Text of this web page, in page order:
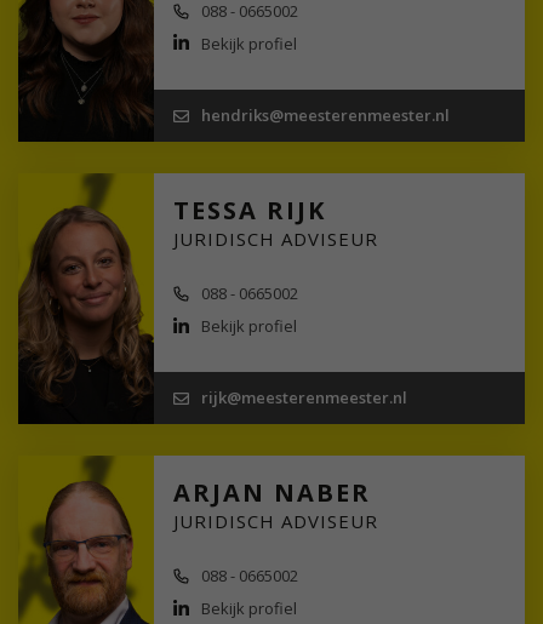
088 - 0665002
Bekijk profiel
hendriks@meesterenmeester.nl
TESSA RIJK
JURIDISCH ADVISEUR
088 - 0665002
Bekijk profiel
rijk@meesterenmeester.nl
ARJAN NABER
JURIDISCH ADVISEUR
088 - 0665002
Bekijk profiel